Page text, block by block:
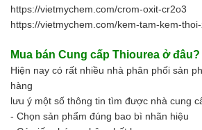
https://vietmychem.com/crom-oxit-cr2o3
https://vietmychem.com/kem-tam-kem-
Mua bán Cung cấp Thiourea ở đâu?
Hiện nay có rất nhiều nhà phân phối sản
hàng
lưu ý một số thông tin tìm được nhà cung
- Chọn sản phẩm đúng bao bì nhãn hiệu